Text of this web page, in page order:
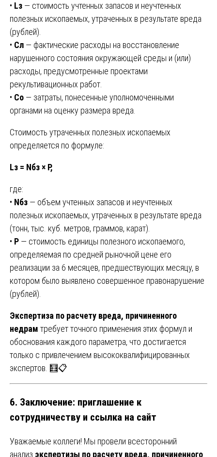
• Lз — стоимость учтенных запасов и неучтенных
полезных ископаемых, утраченных в результате вреда
(рублей).
• Cл — фактические расходы на восстановление
нарушенного состояния окружающей среды и (или)
расходы, предусмотренные проектами
рекультивационных работ.
• Cо — затраты, понесенные уполномоченными
органами на оценку размера вреда.
Стоимость утраченных полезных ископаемых
определяется по формуле:
Lз = Nбз × Р,
где:
• Nбз — объем учтенных запасов и неучтенных
полезных ископаемых, утраченных в результате вреда
(тонн, тыс. куб. метров, граммов, карат).
• Р — стоимость единицы полезного ископаемого,
определяемая по средней рыночной цене его
реализации за 6 месяцев, предшествующих месяцу, в
котором было выявлено совершенное правонарушение
(рублей).
Экспертиза по расчету вреда, причиненного
недрам требует точного применения этих формул и
обоснования каждого параметра, что достигается
только с привлечением высококвалифицированных
экспертов. 🧮📋
6. Заключение: приглашение к
сотрудничеству и ссылка на сайт
Уважаемые коллеги! Мы провели всесторонний
анализ экспертизы по расчету вреда, причиненного